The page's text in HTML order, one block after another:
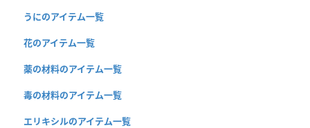
うにのアイテム一覧
花のアイテム一覧
薬の材料のアイテム一覧
毒の材料のアイテム一覧
エリキシルのアイテム一覧